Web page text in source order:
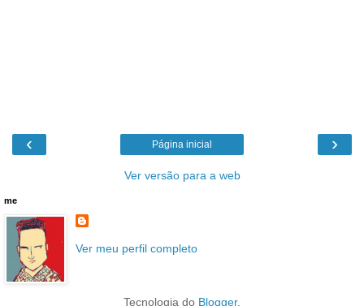
‹ ›
Página inicial
Ver versão para a web
me
Ver meu perfil completo
Tecnologia do Blogger.